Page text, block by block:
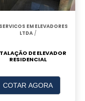
EM ELEVADORES
LTDA/
DE ELEVADOR
RESIDENCIAL
COTAR AGORA